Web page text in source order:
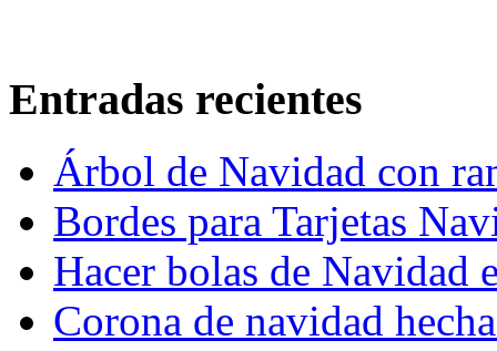
Entradas recientes
Árbol de Navidad con
Bordes para Tarjetas
Hacer bolas de Navidad
Corona de navidad